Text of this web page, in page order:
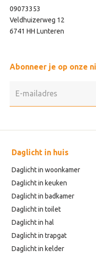
09073353
Veldhuizerweg 12
6741 HH Lunteren
Abonneer je op onze
Daglicht in huis
Daglicht in woonkamer
Daglicht in keuken
Daglicht in badkamer
Daglicht in toilet
Daglicht in hal
Daglicht in trapgat
Daglicht in kelder